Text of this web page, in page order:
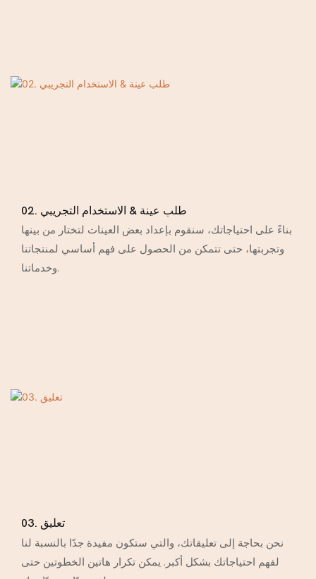
02. طلب عينة & الاستخدام التجريبي
بناءً على احتياجاتك، سنقوم بإعداد بعض العينات لتختار من بينها
وتجربتها، حتى تتمكن من الحصول على فهم أساسي لمنتجاتنا
وخدماتنا.
03. تعليق
نحن بحاجة إلى تعليقاتك، والتي ستكون مفيدة جدًا بالنسبة لنا
لفهم احتياجاتك بشكل أكبر. يمكن تكرار هاتين الخطوتين حتى